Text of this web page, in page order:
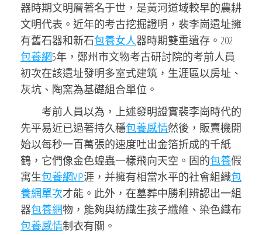
器時期文明層著名于世，是黃河道域較早的農耕
文明代表。近年的考古挖掘證明，裴李崗遺址擁
有舊石器和新石包養女人器時期雙重遺存。202
包養網5年，鄭州市文物考古研討院的考前人員
初次在該遺址發明多室式建筑，生涯區以房址、
灰坑、陶窯為基礎組合單位。
考前人員以為，上述發明證實裴李崗時代的
先平易近已過著持久穩包養感情然後，販賣機開
始以每秒一百萬張的速度吐出金箔折成的千紙
鶴，它們像金色蝗蟲一樣飛向天空。固的包養假
寓生包養網VIP涯，并擁有相當水平的社會組織包
養網單次才能。此外，在墓葬中勝利辨認出一組
器包養網物，能夠與紡織生孩子纖維、染色織布
包養感情制衣有關。